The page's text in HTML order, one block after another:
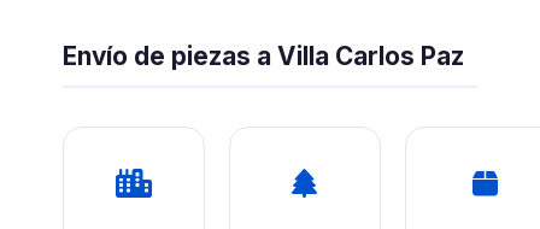
Envío de piezas a Villa Carlos Paz